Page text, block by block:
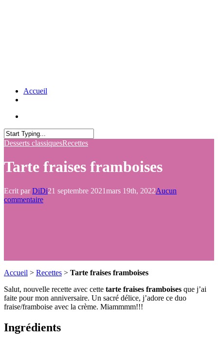
Accueil
Desserts classiquesRecettes
Tarte fraises framboises
Ecrit parDiDi21 septembre 2021mars 19th, 2022Aucun
commentaire
Accueil > Recettes > Tarte fraises framboises
Salut, nouvelle recette avec cette tarte fraises framboises que j’ai
faite pour mon anniversaire. Un sacré délice, j’adore ce duo
fraise/framboise avec la crème. Miammmm!!!
Ingrédients